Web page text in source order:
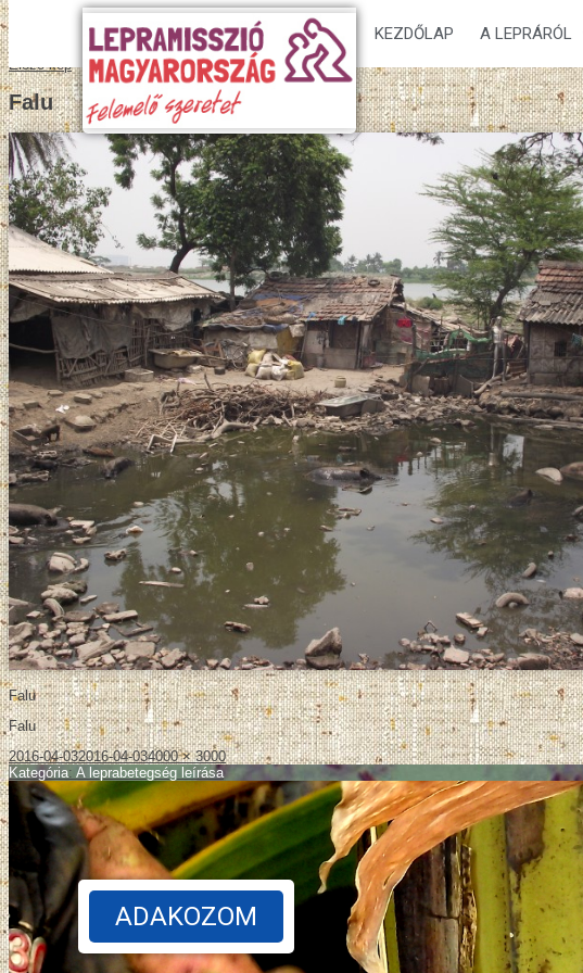
KEZDŐLAP A LEPRÁRÓL
Előző kép
Falu
Falu
Falu
2016-04-032016-04-034000 × 3000
Kategória: A leprabetegség leírása
ADAKOZOM